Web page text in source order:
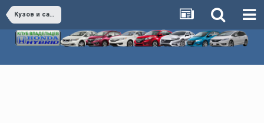
Кузов и салон